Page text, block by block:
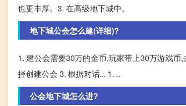
也更丰厚。3. 在高级地下城中。
地下城公会怎么建(详细)?
1. 建公会需要30万的金币,玩家带上30万游戏
择创建公会 3. 根据对话... 1. ..
公会地下城怎么进?